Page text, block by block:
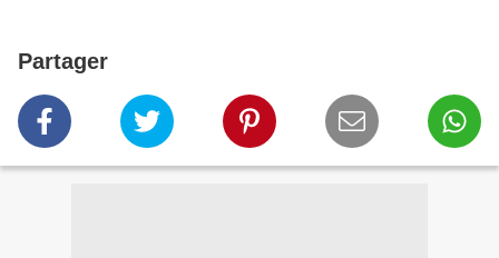
Partager